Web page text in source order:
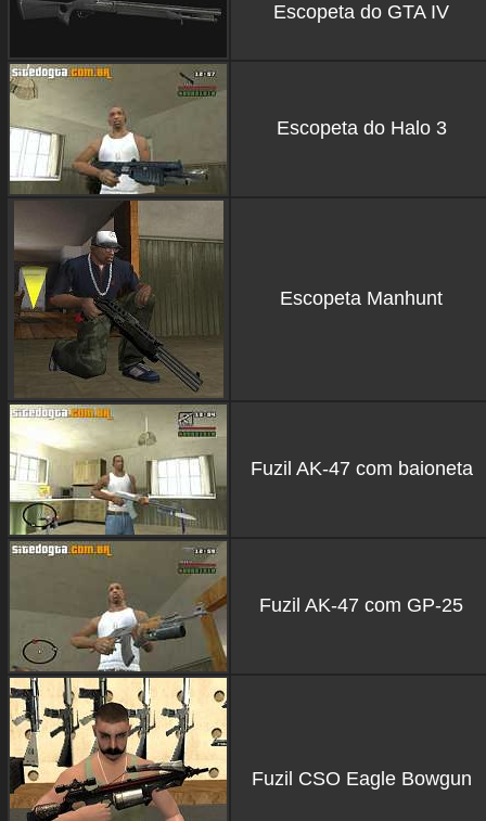
Escopeta do GTA IV
Escopeta do Halo 3
Escopeta Manhunt
Fuzil AK-47 com baioneta
Fuzil AK-47 com GP-25
Fuzil CSO Eagle Bowgun